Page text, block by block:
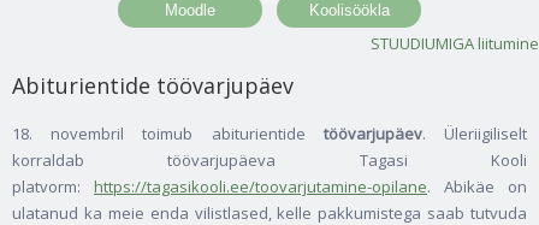
STUUDIUMIGA liitumine
Abiturientide töövarjupäev
18. novembril toimub abiturientide töövarjupäev. Üleriigiliselt
korraldab töövarjupäeva Tagasi Kooli
platvorm: https://tagasikooli.ee/toovarjutamine-opilane. Abikäe on
ulatanud ka meie enda vilistlased, kelle pakkumistega saab tutvuda